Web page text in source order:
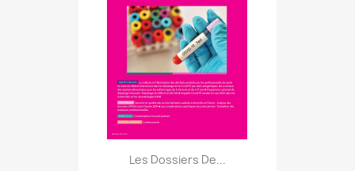
Les Dossiers De...